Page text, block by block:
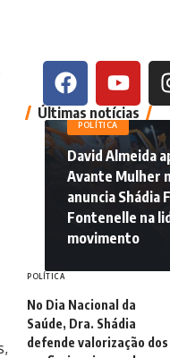
Últimas notícias
POLÍTICA
David Almeida
Avante Mulher
anuncia Shádia
Fontenelle na
movimento
POLÍTICA
No Dia Nacional da
Saúde, Dra. Shádia
defende valorização dos